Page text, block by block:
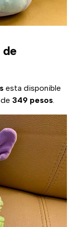
esta disponible
349 pesos.